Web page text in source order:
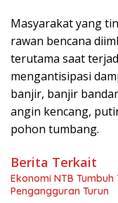
Masyarakat yang
rawan bencana
terutama saat
mengantisipasi
banjir, banjir
angin kencang,
pohon tumbang.
Berita Terkait
Ekonomi NTB Tumbuh
Pengangguran Turun